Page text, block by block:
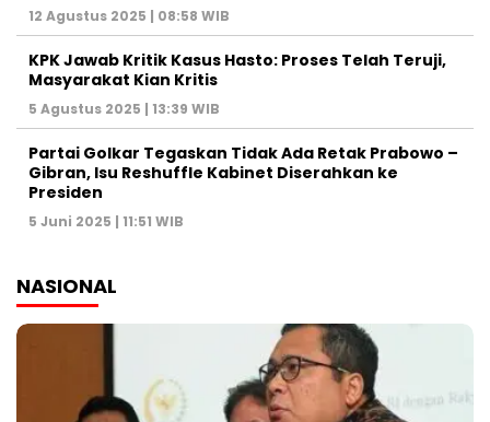
12 Agustus 2025 | 08:58 WIB
KPK Jawab Kritik Kasus Hasto: Proses Telah Teruji,
Masyarakat Kian Kritis
5 Agustus 2025 | 13:39 WIB
Partai Golkar Tegaskan Tidak Ada Retak Prabowo –
Gibran, Isu Reshuffle Kabinet Diserahkan ke
Presiden
5 Juni 2025 | 11:51 WIB
NASIONAL